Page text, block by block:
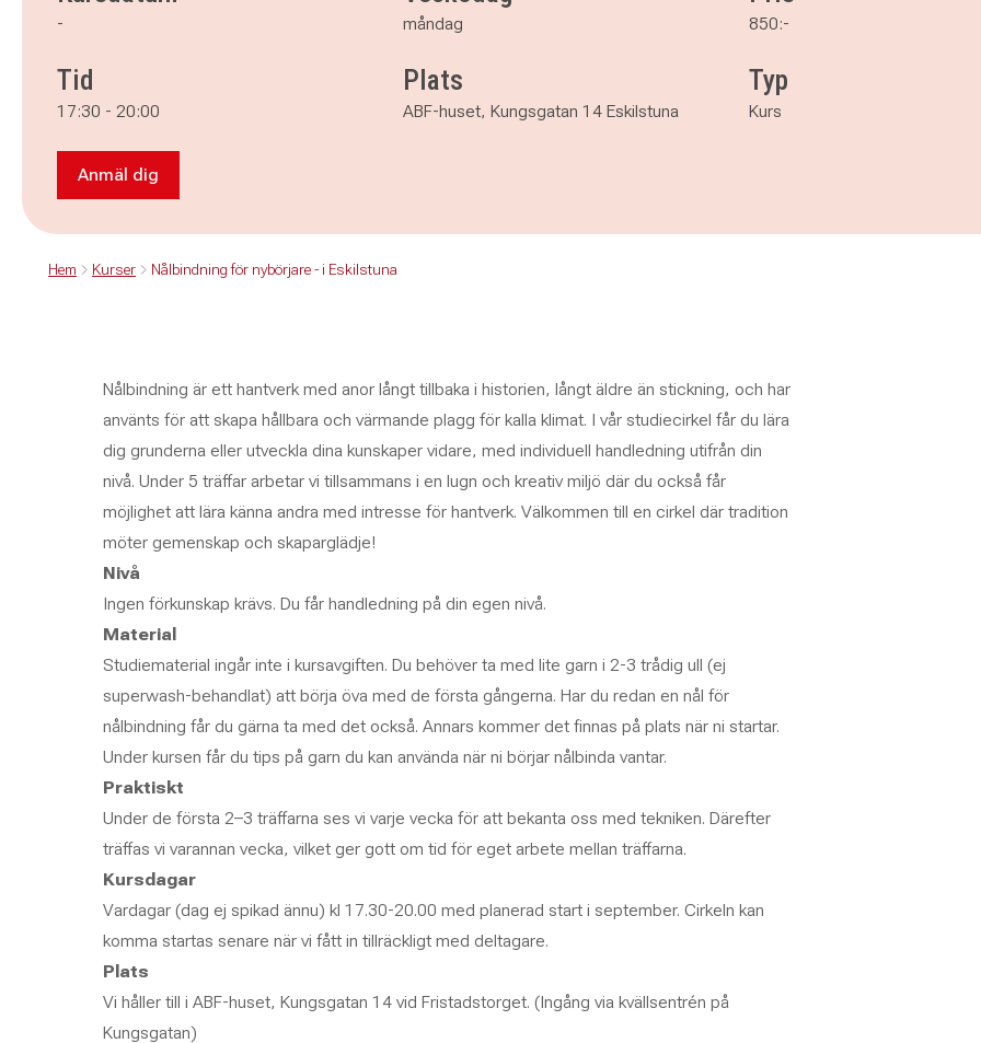
- måndag
Tid
17:30 - 20:00
Plats
ABF-huset, Kungsgatan 14 Eskilstuna
850:-
Typ
Kurs
Anmäl dig till Nålbindning för nybörjare - i Eskilstuna
Anmäl dig
Hem Kurser Nålbindning för nybörjare - i Eskilstuna
Nålbindning är ett hantverk med anor långt tillbaka i historien, långt äldre än stickning, och har
använts för att skapa hållbara och värmande plagg för kalla klimat. I vår studiecirkel får du lära
dig grunderna eller utveckla dina kunskaper vidare, med individuell handledning utifrån din
nivå. Under 5 träffar arbetar vi tillsammans i en lugn och kreativ miljö där du också får
möjlighet att lära känna andra med intresse för hantverk. Välkommen till en cirkel där tradition
möter gemenskap och skaparglädje!
Nivå
Ingen förkunskap krävs. Du får handledning på din egen nivå.
Material
Studiematerial ingår inte i kursavgiften. Du behöver ta med lite garn i 2-3 trådig ull (ej
superwash-behandlat) att börja öva med de första gångerna. Har du redan en nål för
nålbindning får du gärna ta med det också. Annars kommer det finnas på plats när ni startar.
Under kursen får du tips på garn du kan använda när ni börjar nålbinda vantar.
Praktiskt
Under de första 2–3 träffarna ses vi varje vecka för att bekanta oss med tekniken. Därefter
träffas vi varannan vecka, vilket ger gott om tid för eget arbete mellan träffarna.
Kursdagar
Vardagar (dag ej spikad ännu) kl 17.30-20.00 med planerad start i september. Cirkeln kan
komma startas senare när vi fått in tillräckligt med deltagare.
Plats
Vi håller till i ABF-huset, Kungsgatan 14 vid Fristadstorget. (Ingång via kvällsentrén på
Kungsgatan)